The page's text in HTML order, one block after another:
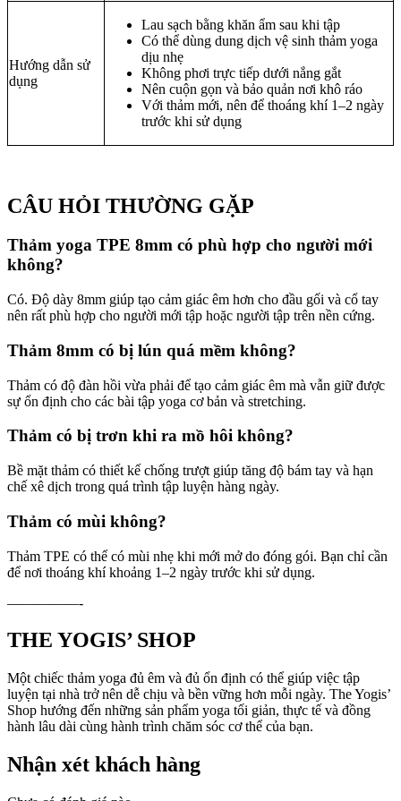
Hướng dẫn sử
dụng
Lau sạch bằng khăn ẩm sau khi tập
Có thể dùng dung dịch vệ sinh thảm yoga
dịu nhẹ
Không phơi trực tiếp dưới nắng gắt
Nên cuộn gọn và bảo quản nơi khô ráo
Với thảm mới, nên để thoáng khí 1–2 ngày
trước khi sử dụng
CÂU HỎI THƯỜNG GẶP
Thảm yoga TPE 8mm có phù hợp cho người mới
không?
Có. Độ dày 8mm giúp tạo cảm giác êm hơn cho đầu gối và cổ tay
nên rất phù hợp cho người mới tập hoặc người tập trên nền cứng.
Thảm 8mm có bị lún quá mềm không?
Thảm có độ đàn hồi vừa phải để tạo cảm giác êm mà vẫn giữ được
sự ổn định cho các bài tập yoga cơ bản và stretching.
Thảm có bị trơn khi ra mồ hôi không?
Bề mặt thảm có thiết kế chống trượt giúp tăng độ bám tay và hạn
chế xê dịch trong quá trình tập luyện hàng ngày.
Thảm có mùi không?
Thảm TPE có thể có mùi nhẹ khi mới mở do đóng gói. Bạn chỉ cần
để nơi thoáng khí khoảng 1–2 ngày trước khi sử dụng.
—————-
THE YOGIS’ SHOP
Một chiếc thảm yoga đủ êm và đủ ổn định có thể giúp việc tập
luyện tại nhà trở nên dễ chịu và bền vững hơn mỗi ngày. The Yogis’
Shop hướng đến những sản phẩm yoga tối giản, thực tế và đồng
hành lâu dài cùng hành trình chăm sóc cơ thể của bạn.
Nhận xét khách hàng